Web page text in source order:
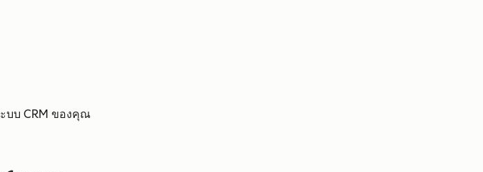
บบ CRM ของคุณ